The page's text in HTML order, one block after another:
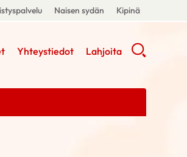
Naisen sydän Kipinä
Yhteystiedot Lahjoita